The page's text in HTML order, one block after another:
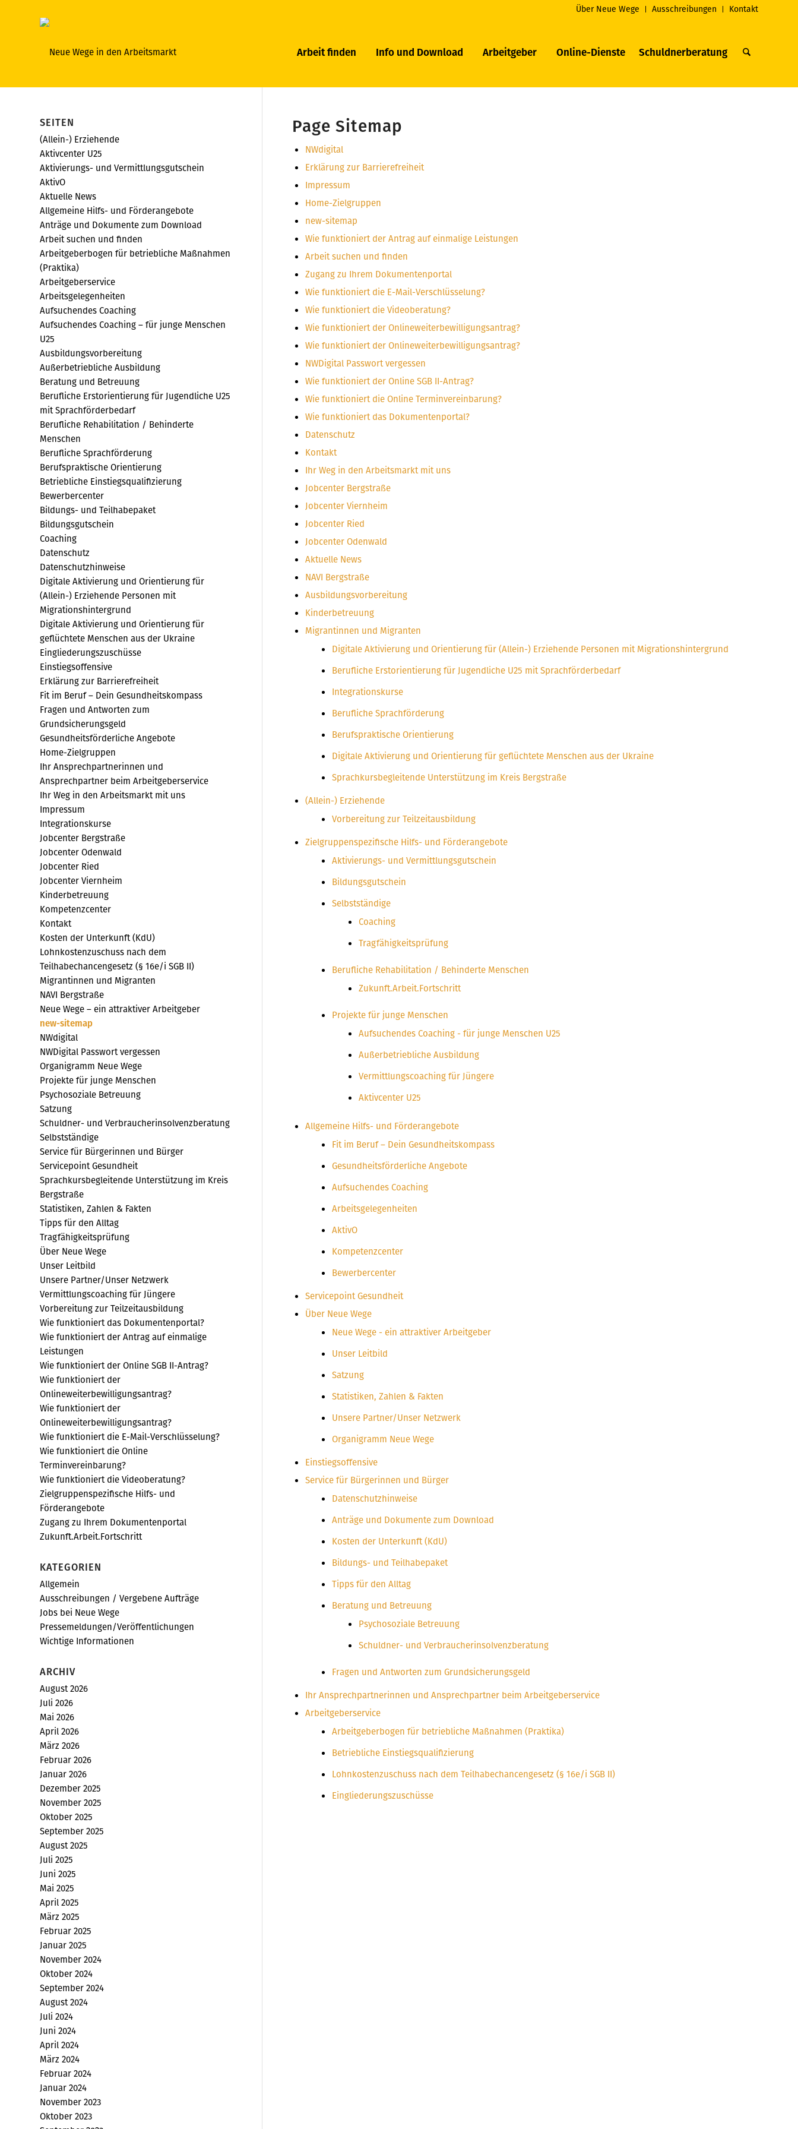
Über Neue Wege Ausschreibungen Kontakt
Arbeit finden Info und Download Arbeitgeber Online-Dienste Schuldnerberatung
Page Sitemap
NWdigital
Erklärung zur Barrierefreiheit
Impressum
Home-Zielgruppen
new-sitemap
Wie funktioniert der Antrag auf einmalige Leistungen
Arbeit suchen und finden
Zugang zu Ihrem Dokumentenportal
Wie funktioniert die E-Mail-Verschlüsselung?
Wie funktioniert die Videoberatung?
Wie funktioniert der Onlineweiterbewilligungsantrag?
Wie funktioniert der Onlineweiterbewilligungsantrag?
NWDigital Passwort vergessen
Wie funktioniert der Online SGB II-Antrag?
Wie funktioniert die Online Terminvereinbarung?
Wie funktioniert das Dokumentenportal?
Datenschutz
Kontakt
Ihr Weg in den Arbeitsmarkt mit uns
Jobcenter Bergstraße
Jobcenter Viernheim
Jobcenter Ried
Jobcenter Odenwald
Aktuelle News
NAVI Bergstraße
Ausbildungsvorbereitung
Kinderbetreuung
Migrantinnen und Migranten
Digitale Aktivierung und Orientierung für (Allein-) Erziehende Personen mit Migrationshintergrund
Berufliche Erstorientierung für Jugendliche U25 mit Sprachförderbedarf
Integrationskurse
Berufliche Sprachförderung
Berufspraktische Orientierung
Digitale Aktivierung und Orientierung für geflüchtete Menschen aus der Ukraine
Sprachkursbegleitende Unterstützung im Kreis Bergstraße
(Allein-) Erziehende
Vorbereitung zur Teilzeitausbildung
Zielgruppenspezifische Hilfs- und Förderangebote
Aktivierungs- und Vermittlungsgutschein
Bildungsgutschein
Selbstständige
Coaching
Tragfähigkeitsprüfung
Berufliche Rehabilitation / Behinderte Menschen
Zukunft.Arbeit.Fortschritt
Projekte für junge Menschen
Aufsuchendes Coaching - für junge Menschen U25
Außerbetriebliche Ausbildung
Vermittlungscoaching für Jüngere
Aktivcenter U25
Allgemeine Hilfs- und Förderangebote
Fit im Beruf – Dein Gesundheitskompass
Gesundheitsförderliche Angebote
Aufsuchendes Coaching
Arbeitsgelegenheiten
AktivO
Kompetenzcenter
Bewerbercenter
Servicepoint Gesundheit
Über Neue Wege
Neue Wege - ein attraktiver Arbeitgeber
Unser Leitbild
Satzung
Statistiken, Zahlen & Fakten
Unsere Partner/Unser Netzwerk
Organigramm Neue Wege
Einstiegsoffensive
Service für Bürgerinnen und Bürger
Datenschutzhinweise
Anträge und Dokumente zum Download
Kosten der Unterkunft (KdU)
Bildungs- und Teilhabepaket
Tipps für den Alltag
Beratung und Betreuung
Psychosoziale Betreuung
Schuldner- und Verbraucherinsolvenzberatung
Fragen und Antworten zum Grundsicherungsgeld
Ihr Ansprechpartnerinnen und Ansprechpartner beim Arbeitgeberservice
Arbeitgeberservice
Arbeitgeberbogen für betriebliche Maßnahmen (Praktika)
Betriebliche Einstiegsqualifizierung
Lohnkostenzuschuss nach dem Teilhabechancengesetz (§ 16e/i SGB II)
Eingliederungszuschüsse
SEITEN
(Allein-) Erziehende
Aktivcenter U25
Aktivierungs- und Vermittlungsgutschein
AktivO
Aktuelle News
Allgemeine Hilfs- und Förderangebote
Anträge und Dokumente zum Download
Arbeit suchen und finden
Arbeitgeberbogen für betriebliche Maßnahmen
(Praktika)
Arbeitgeberservice
Arbeitsgelegenheiten
Aufsuchendes Coaching
Aufsuchendes Coaching – für junge Menschen
U25
Ausbildungsvorbereitung
Außerbetriebliche Ausbildung
Beratung und Betreuung
Berufliche Erstorientierung für Jugendliche U25
mit Sprachförderbedarf
Berufliche Rehabilitation / Behinderte
Menschen
Berufliche Sprachförderung
Berufspraktische Orientierung
Betriebliche Einstiegsqualifizierung
Bewerbercenter
Bildungs- und Teilhabepaket
Bildungsgutschein
Coaching
Datenschutz
Datenschutzhinweise
Digitale Aktivierung und Orientierung für
(Allein-) Erziehende Personen mit
Migrationshintergrund
Digitale Aktivierung und Orientierung für
geflüchtete Menschen aus der Ukraine
Eingliederungszuschüsse
Einstiegsoffensive
Erklärung zur Barrierefreiheit
Fit im Beruf – Dein Gesundheitskompass
Fragen und Antworten zum
Grundsicherungsgeld
Gesundheitsförderliche Angebote
Home-Zielgruppen
Ihr Ansprechpartnerinnen und
Ansprechpartner beim Arbeitgeberservice
Ihr Weg in den Arbeitsmarkt mit uns
Impressum
Integrationskurse
Jobcenter Bergstraße
Jobcenter Odenwald
Jobcenter Ried
Jobcenter Viernheim
Kinderbetreuung
Kompetenzcenter
Kontakt
Kosten der Unterkunft (KdU)
Lohnkostenzuschuss nach dem
Teilhabechancengesetz (§ 16e/i SGB II)
Migrantinnen und Migranten
NAVI Bergstraße
Neue Wege – ein attraktiver Arbeitgeber
new-sitemap
NWdigital
NWDigital Passwort vergessen
Organigramm Neue Wege
Projekte für junge Menschen
Psychosoziale Betreuung
Satzung
Schuldner- und Verbraucherinsolvenzberatung
Selbstständige
Service für Bürgerinnen und Bürger
Servicepoint Gesundheit
Sprachkursbegleitende Unterstützung im Kreis
Bergstraße
Statistiken, Zahlen & Fakten
Tipps für den Alltag
Tragfähigkeitsprüfung
Über Neue Wege
Unser Leitbild
Unsere Partner/Unser Netzwerk
Vermittlungscoaching für Jüngere
Vorbereitung zur Teilzeitausbildung
Wie funktioniert das Dokumentenportal?
Wie funktioniert der Antrag auf einmalige
Leistungen
Wie funktioniert der Online SGB II-Antrag?
Wie funktioniert der
Onlineweiterbewilligungsantrag?
Wie funktioniert der
Onlineweiterbewilligungsantrag?
Wie funktioniert die E-Mail-Verschlüsselung?
Wie funktioniert die Online
Terminvereinbarung?
Wie funktioniert die Videoberatung?
Zielgruppenspezifische Hilfs- und
Förderangebote
Zugang zu Ihrem Dokumentenportal
Zukunft.Arbeit.Fortschritt
KATEGORIEN
Allgemein
Ausschreibungen / Vergebene Aufträge
Jobs bei Neue Wege
Pressemeldungen/Veröffentlichungen
Wichtige Informationen
ARCHIV
August 2026
Juli 2026
Mai 2026
April 2026
März 2026
Februar 2026
Januar 2026
Dezember 2025
November 2025
Oktober 2025
September 2025
August 2025
Juli 2025
Juni 2025
Mai 2025
April 2025
März 2025
Februar 2025
Januar 2025
November 2024
Oktober 2024
September 2024
August 2024
Juli 2024
Juni 2024
April 2024
März 2024
Februar 2024
Januar 2024
November 2023
Oktober 2023